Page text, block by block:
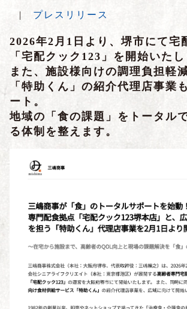
| プレスリリース
2026年2月1日より、堺市にて宅
「宅配クック123」を開始いたし
また、施設様向けの調理負担軽
「特助くん」の紹介代理店事業
ート。
地域の「食の課題」をトータル
る体制を整えます。